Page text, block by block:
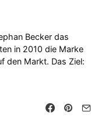
Becker das
in 2010 die Marke
den Markt. Das Ziel: